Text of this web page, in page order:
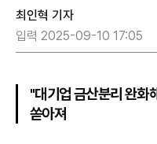
최인혁 기자
입력 2025-09-10 17:05
"대기업 금산분리 완화
쏟아져